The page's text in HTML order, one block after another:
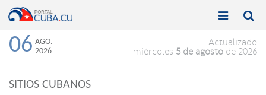
Toggle

Toggle

06 AGO.
2026
Actualizado
miércoles 5 de agosto de 2026
SITIOS CUBANOS